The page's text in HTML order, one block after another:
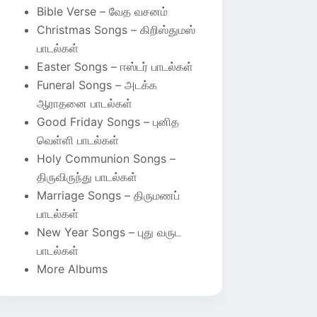
Bible Verse – வேத வசனம்
Christmas Songs – கிறிஸ்துமஸ்
பாடல்கள்
Easter Songs – ஈஸ்டர் பாடல்கள்
Funeral Songs – அடக்க
ஆராதனை பாடல்கள்
Good Friday Songs – புனித
வெள்ளி பாடல்கள்
Holy Communion Songs –
திருவிருந்து பாடல்கள்
Marriage Songs – திருமணப்
பாடல்கள்
New Year Songs – புது வருட
பாடல்கள்
More Albums